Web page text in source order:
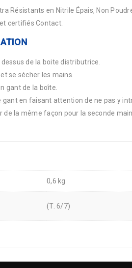
Résistants en Nitrile Épais, Non
certifiés Contact.
de la boite distributrice.
se sécher les mains.
gant de la boîte.
gant en faisant attention de ne pas y
de la même façon pour la seconde main.
0,6 kg
(T. 6/7)